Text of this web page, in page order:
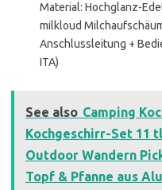
Material: Hochglanz-
milkloud
Anschlussleitung +
ITA)
See also Camping
Kochgeschirr-Set 11
Outdoor Wandern
Topf & Pfanne aus